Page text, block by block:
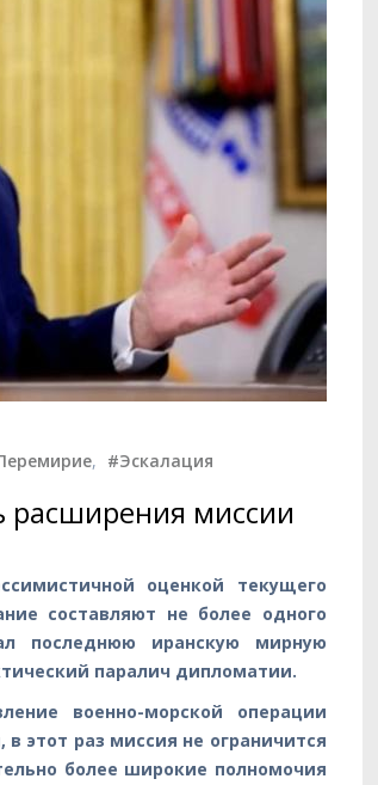
, #Эскалация
расширения миссии
оценкой текущего
составляют не более одного
последнюю иранскую мирную
паралич дипломатии.
военно-морской операции
этот раз миссия не ограничится
более широкие полномочия